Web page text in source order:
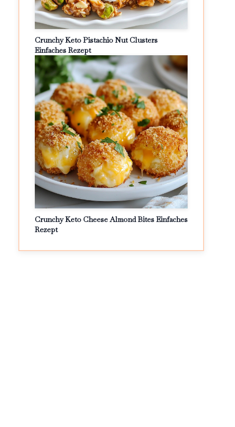
Crunchy Keto Pistachio Nut Clusters
Einfaches Rezept
Crunchy Keto Cheese Almond Bites Einfaches
Rezept